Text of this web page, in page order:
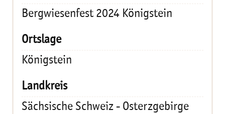
Bergwiesenfest 2024 Königstein
Königstein
Sächsische Schweiz - Osterzgebirge